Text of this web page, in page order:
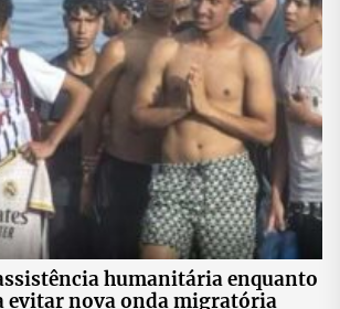
humanitária enquanto
evitar nova onda migratória